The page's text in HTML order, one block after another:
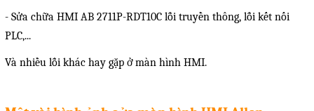
- Sửa chữa HMI AB 2711P-RDT10C lỗi truyền thông, lỗi kết nối
PLC,...
Và nhiều lỗi khác hay gặp ởmàn hình HMI.
và quản lý
Thiết kế tủ điện công nghiệp
Sửa chữa biến tần